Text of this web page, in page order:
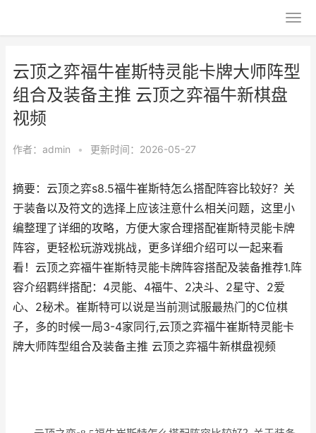
云顶之弈福牛崔斯特灵能卡牌大师阵型
组合及装备主推 云顶之弈福牛新棋盘
视频
作者： admin • 更新时间：2026-05-27
摘要：云顶之弈s8.5福牛崔斯特怎么搭配阵容比较好？关
于装备以及符文的选择上应该注意什么相关问题，这里小
编整理了详细的攻略，方便大家合理搭配崔斯特灵能卡牌
阵容，更轻松玩游戏挑战，更多详细介绍可以一起来看
看！云顶之弈福牛崔斯特灵能卡牌阵容搭配及装备推荐1.阵
容介绍羁绊搭配：4灵能、4福牛、2决斗、2星守、2爱
心、2秘术。崔斯特可以说是当前测试服最热门的C位棋
子，多的时候一局3-4家同行,云顶之弈福牛崔斯特灵能卡
牌大师阵型组合及装备主推 云顶之弈福牛新棋盘视频